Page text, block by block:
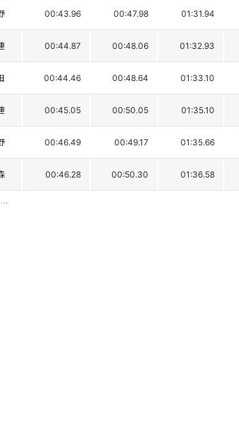
00:43.96 00:47.98 01:31.94
00:44.87 00:48.06 01:32.93
00:44.46 00:48.64 01:33.10
00:45.05 00:50.05 01:35.10
00:46.49 00:49.17 01:35.66
00:46.28 00:50.30 01:36.58